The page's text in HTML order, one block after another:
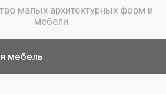
малых архитектурных форм и
мебели
мебель